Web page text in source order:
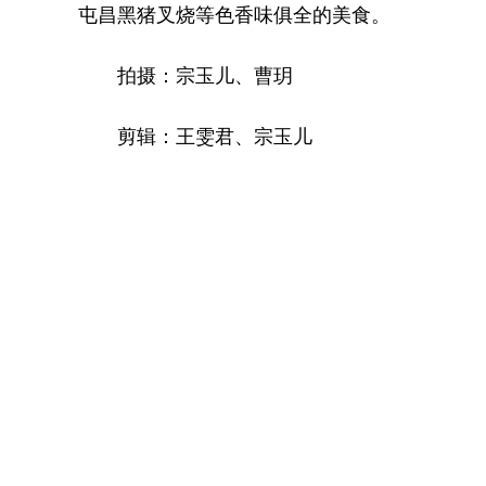
屯昌黑猪叉烧等色香味俱全的美食。
拍摄：宗玉儿、曹玥
剪辑：王雯君、宗玉儿